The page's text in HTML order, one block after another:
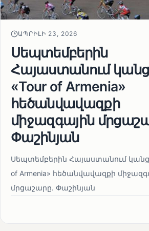
ԱՊՐԻԼԻ 23, 2026
Սեպտեմբերին
Հայաստանում
«Tour of Armenia»
հեծանվավազքի
միջազգային
Փաշինյան
Սեպտեմբերին Հայաստանում
of Armenia» հեծանվավազքի
մրցաշարը. Փաշինյան